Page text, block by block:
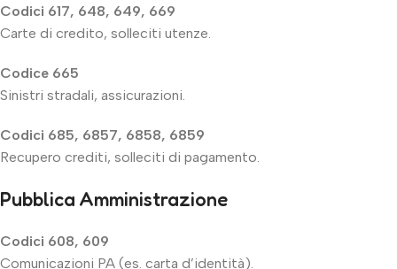
Codici 617, 648, 649, 669
Carte di credito, solleciti utenze.
Codice 665
Sinistri stradali, assicurazioni.
Codici 685, 6857, 6858, 6859
Recupero crediti, solleciti di pagamento.
Pubblica Amministrazione
Codici 608, 609
Comunicazioni PA (es. carta d’identità).